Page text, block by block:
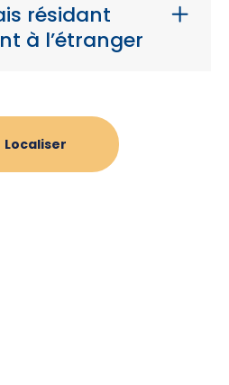
résidant
à l’étranger
Localiser